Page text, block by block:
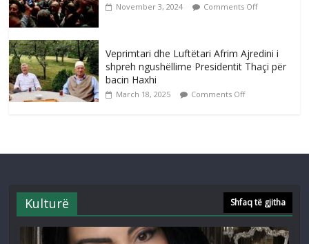
November 3, 2024 Comments Off
Veprimtari dhe Luftëtari Afrim Ajredini i
shpreh ngushëllime Presidentit Thaçi për
bacin Haxhi
March 18, 2025 Comments Off
Kulturë Shfaq të gjitha